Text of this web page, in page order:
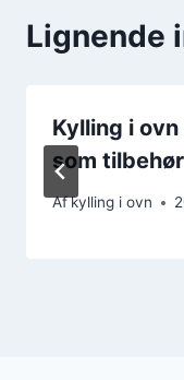
Lignende
Kylling i
som tilbehør
Afkylling i ovn